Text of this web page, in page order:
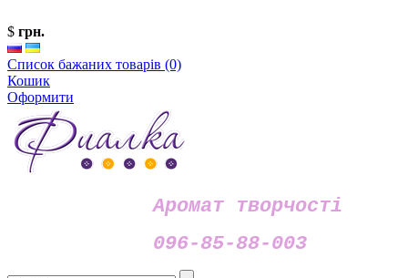
$ грн.
Список бажаних товарів (0)
Кошик
Оформити
Аромат творчості
096-85-88-003